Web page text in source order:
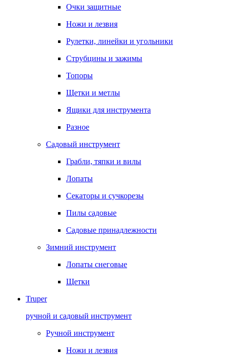
Очки защитные
Ножи и лезвия
Рулетки, линейки и угольники
Струбцины и зажимы
Топоры
Щетки и метлы
Ящики для инструмента
Разное
Садовый инструмент
Грабли, тяпки и вилы
Лопаты
Секаторы и сучкорезы
Пилы садовые
Садовые принадлежности
Зимний инструмент
Лопаты снеговые
Щетки
Truper
ручной и садовый инструмент
Ручной инструмент
Ножи и лезвия